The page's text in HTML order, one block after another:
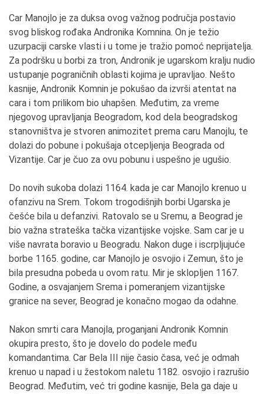
Car Manojlo je za duksa ovog važnog područja postavio
svog bliskog rođaka Andronika Komnina. On je težio
uzurpaciji carske vlasti i u tome je tražio pomoć neprijatelja.
Za podršku u borbi za tron, Andronik je ugarskom kralju nudio
ustupanje pograničnih oblasti kojima je upravljao. Nešto
kasnije, Andronik Komnin je pokušao da izvrši atentat na
cara i tom prilikom bio uhapšen. Međutim, za vreme
njegovog upravljanja Beogradom, kod dela beogradskog
stanovništva je stvoren animozitet prema caru Manojlu, te
dolazi do pobune i pokušaja otcepljenja Beograda od
Vizantije. Car je čuo za ovu pobunu i uspešno je ugušio.
Do novih sukoba dolazi 1164. kada je car Manojlo krenuo u
ofanzivu na Srem. Tokom trogodišnjih borbi Ugarska je
češće bila u defanzivi. Ratovalo se u Sremu, a Beograd je
bio važna strateška tačka vizantijske vojske. Sam car je u
više navrata boravio u Beogradu. Nakon duge i iscrpljujuće
borbe 1165. godine, car Manojlo je osvojio i Zemun, što je
bila presudna pobeda u ovom ratu. Mir je sklopljen 1167.
Godine, a osvajanjem Srema i pomeranjem vizantijske
granice na sever, Beograd je konačno mogao da odahne.
Nakon smrti cara Manojla, proganjani Andronik Komnin
okupira presto, što je dovelo do podele među
komandantima. Car Bela III nije časio časa, već je odmah
krenuo u napad i u žestokom naletu 1182. osvojio i razrušio
Beograd. Međutim, već tri godine kasnije, Bela ga daje u